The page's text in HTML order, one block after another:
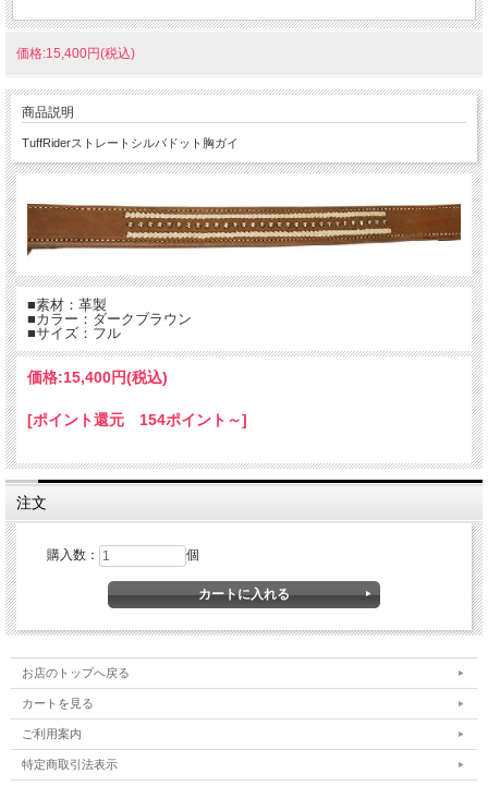
価格:15,400円(税込)
商品説明
TuffRiderストレートシルバドット胸ガイ
■素材：革製
■カラー：ダークブラウン
■サイズ：フル
価格:15,400円(税込)
[ポイント還元 154ポイント～]
注文
購入数： 個
お店のトップへ戻る
カートを見る
ご利用案内
特定商取引法表示